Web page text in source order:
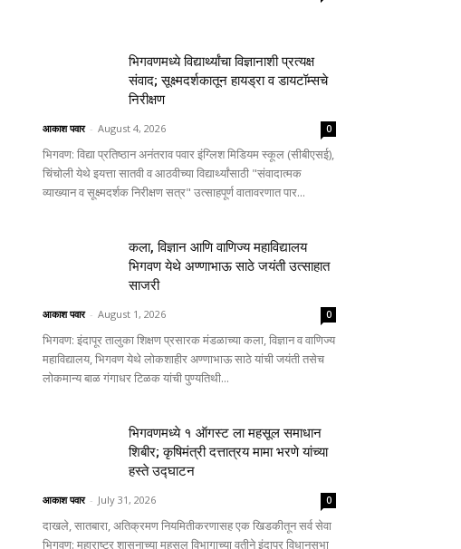
भिगवणमध्ये विद्यार्थ्यांचा विज्ञानाशी प्रत्यक्ष
संवाद; सूक्ष्मदर्शकातून हायड्रा व डायटॉम्सचे
निरीक्षण
आकाश पवार - August 4, 2026 0
भिगवण: विद्या प्रतिष्ठान अनंतराव पवार इंग्लिश मिडियम स्कूल (सीबीएसई),
चिंचोली येथे इयत्ता सातवी व आठवीच्या विद्यार्थ्यांसाठी "संवादात्मक
व्याख्यान व सूक्ष्मदर्शक निरीक्षण सत्र" उत्साहपूर्ण वातावरणात पार...
कला, विज्ञान आणि वाणिज्य महाविद्यालय
भिगवण येथे अण्णाभाऊ साठे जयंती उत्साहात
साजरी
आकाश पवार - August 1, 2026 0
भिगवण: इंदापूर तालुका शिक्षण प्रसारक मंडळाच्या कला, विज्ञान व वाणिज्य
महाविद्यालय, भिगवण येथे लोकशाहीर अण्णाभाऊ साठे यांची जयंती तसेच
लोकमान्य बाळ गंगाधर टिळक यांची पुण्यतिथी...
भिगवणमध्ये १ ऑगस्ट ला महसूल समाधान
शिबीर; कृषिमंत्री दत्तात्रय मामा भरणे यांच्या
हस्ते उद्घाटन
आकाश पवार - July 31, 2026 0
दाखले, सातबारा, अतिक्रमण नियमितीकरणासह एक खिडकीतून सर्व सेवा
भिगवण: महाराष्ट्र शासनाच्या महसूल विभागाच्या वतीने इंदापूर विधानसभा